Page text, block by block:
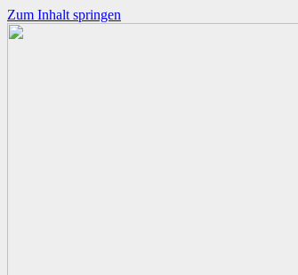
Zum Inhalt springen